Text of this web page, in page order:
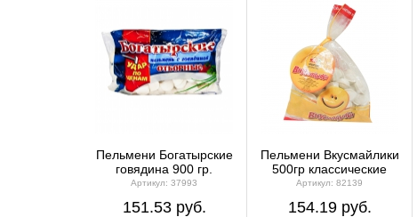
Пельмени Богатырские
говядина 900 гр.
Артикул: 37993
151.53 руб.
Пельмени Вкусмайлики
500гр классические
Артикул: 82139
154.19 руб.